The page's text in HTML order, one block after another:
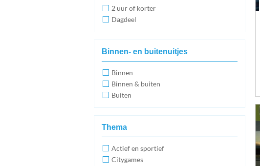
2 uur of korter
Dagdeel
Binnen- en buitenuitjes
Binnen
Binnen & buiten
Buiten
Thema
Actief en sportief
Citygames